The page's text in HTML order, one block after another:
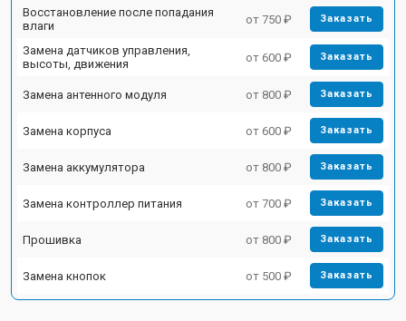
Восстановление после попадания
влаги
от 750 ₽ Заказать
Замена датчиков управления,
высоты, движения
от 600 ₽ Заказать
Замена антенного модуля от 800 ₽ Заказать
Замена корпуса от 600 ₽ Заказать
Замена аккумулятора от 800 ₽ Заказать
Замена контроллер питания от 700 ₽ Заказать
Прошивка от 800 ₽ Заказать
Замена кнопок от 500 ₽ Заказать